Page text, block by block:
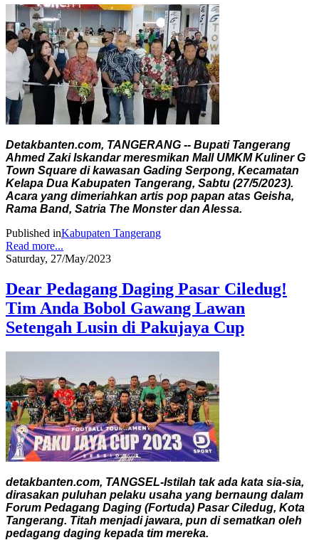
Detakbanten.com, TANGERANG -- Bupati Tangerang
Ahmed Zaki Iskandar meresmikan Mall UMKM Kuliner G
Town Square di kawasan Gading Serpong, Kecamatan
Kelapa Dua Kabupaten Tangerang, Sabtu (27/5/2023).
Acara yang dimeriahkan artis pop papan atas Geisha,
Rama Band, Satria The Monster dan Alessa.
Published inKabupaten Tangerang
Read more...
Saturday, 27/May/2023
Dear Pedagang Daging Pasar Ciledug!
Tim Anda Bobol Gawang Lawan
Setengah Lusin di Pakujaya Cup
detakbanten.com, TANGSEL-Istilah tak ada kata sia-sia,
dirasakan puluhan pelaku usaha yang bernaung dalam
Forum Pedagang Daging (Fortuda) Pasar Ciledug, Kota
Tangerang. Titah menjadi jawara, pun di sematkan oleh
pedagang daging kepada tim mereka.